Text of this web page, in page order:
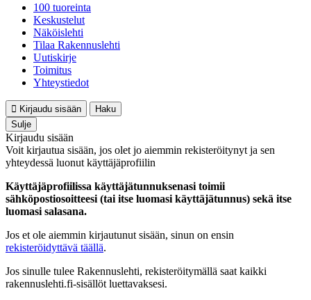
100 tuoreinta
Keskustelut
Näköislehti
Tilaa Rakennuslehti
Uutiskirje
Toimitus
Yhteystiedot
Kirjaudu sisään
Haku
Sulje
Kirjaudu sisään
Voit kirjautua sisään, jos olet jo aiemmin rekisteröitynyt ja sen
yhteydessä luonut käyttäjäprofiilin
Käyttäjäprofiilissa käyttäjätunnuksenasi toimii
sähköpostiosoitteesi (tai itse luomasi käyttäjätunnus) sekä itse
luomasi salasana.
Jos et ole aiemmin kirjautunut sisään, sinun on ensin
rekisteröidyttävä täällä.
Jos sinulle tulee Rakennuslehti, rekisteröitymällä saat kaikki
rakennuslehti.fi-sisällöt luettavaksesi.